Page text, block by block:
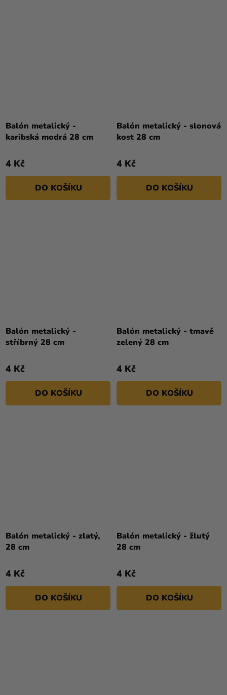
Balón metalický -
karibská modrá 28 cm
4 Kč
DO KOŠÍKU
Balón metalický - slonová
kost 28 cm
4 Kč
DO KOŠÍKU
Balón metalický -
stříbrný 28 cm
4 Kč
DO KOŠÍKU
Balón metalický - tmavě
zelený 28 cm
4 Kč
DO KOŠÍKU
Balón metalický - zlatý,
28 cm
4 Kč
DO KOŠÍKU
Balón metalický - žlutý
28 cm
4 Kč
DO KOŠÍKU